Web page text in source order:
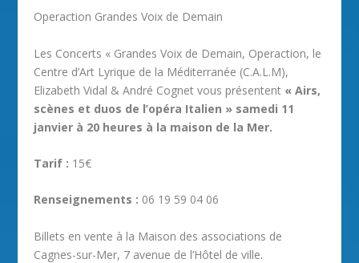
Operaction Grandes Voix de Demain
Les Concerts « Grandes Voix de Demain, Operaction, le
Centre d’Art Lyrique de la Méditerranée (C.A.L.M),
Elizabeth Vidal & André Cognet vous présentent « Airs,
scènes et duos de l’opéra Italien » samedi 11
janvier à 20 heures à la maison de la Mer.
Tarif : 15€
Renseignements : 06 19 59 04 06
Billets en vente à la Maison des associations de
Cagnes-sur-Mer, 7 avenue de l’Hôtel de ville.